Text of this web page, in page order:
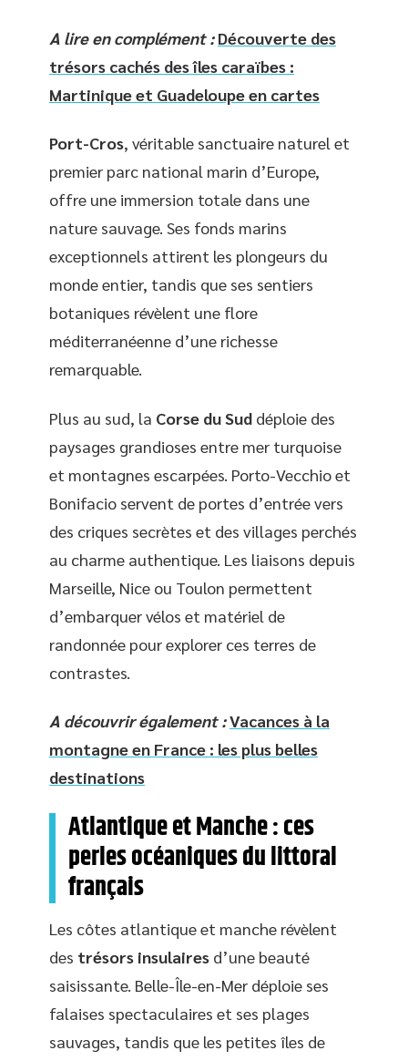
A lire en complément : Découverte des
trésors cachés des îles caraïbes :
Martinique et Guadeloupe en cartes
Port-Cros, véritable sanctuaire naturel et
premier parc national marin d’Europe,
offre une immersion totale dans une
nature sauvage. Ses fonds marins
exceptionnels attirent les plongeurs du
monde entier, tandis que ses sentiers
botaniques révèlent une flore
méditerranéenne d’une richesse
remarquable.
Plus au sud, la Corse du Sud déploie des
paysages grandioses entre mer turquoise
et montagnes escarpées. Porto-Vecchio et
Bonifacio servent de portes d’entrée vers
des criques secrètes et des villages perchés
au charme authentique. Les liaisons depuis
Marseille, Nice ou Toulon permettent
d’embarquer vélos et matériel de
randonnée pour explorer ces terres de
contrastes.
A découvrir également :Vacances à la
montagne en France : les plus belles
destinations
Atlantique et Manche : ces
perles océaniques du littoral
français
Les côtes atlantique et manche révèlent
des trésors insulaires d’une beauté
saisissante. Belle-Île-en-Mer déploie ses
falaises spectaculaires et ses plages
sauvages, tandis que les petites îles de